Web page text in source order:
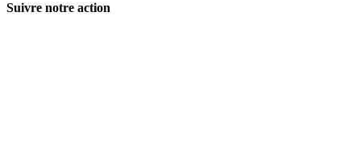
Suivre notre action